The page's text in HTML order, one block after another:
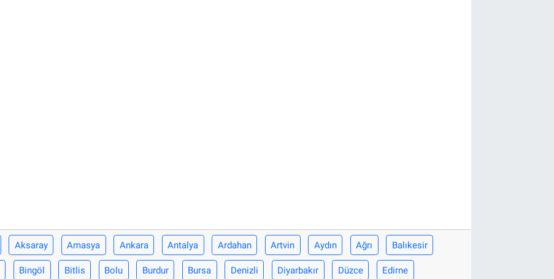
Aksaray Amasya Ankara Antalya Ardahan Artvin Aydın Ağrı Balıkesir
Bingöl Bitlis Bolu Burdur Bursa Denizli Diyarbakır Düzce Edirne